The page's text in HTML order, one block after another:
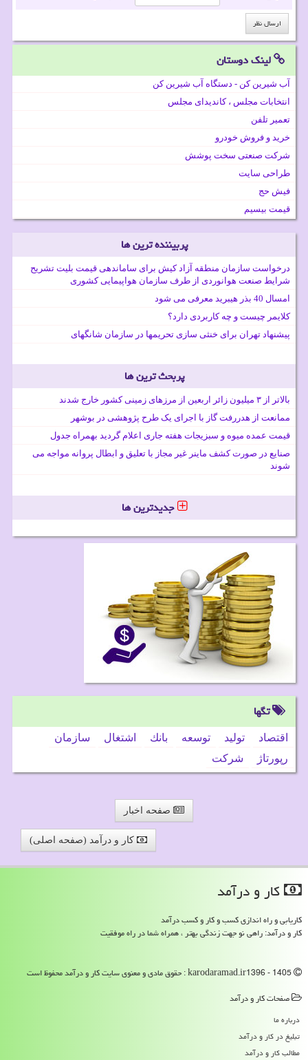
لینک دوستان
آب شیرین کن - دستگاه آب شیرین کن
انتخابات مجلس ، کاندیدای مجلس
تعمیر تلفن
خرید و فروش خودرو
شرکت صنعتی سخت پوشش
طراحی سایت
فیش حج
قیمت بیسیم
پربیننده ترین ها
درخواست سازمان منطقه آزاد کیش برای ساماندهی قیمت بلیت تشریح
شرایط صنعت هوانوردی از طرف سازمان هواپیمایی کشوری
امسال 40 بذر هیبرید معرفی می شود
کلایمر چیست و چه کاربردی دارد؟
پیشنهاد تهران برای خنثی سازی تحریمها در سازمان شانگهای
پربحث ترین ها
بالاتر از ۳ میلیون زائر اربعین از مرزهای زمینی کشور خارج شدند
ممانعت از هدررفت گاز با اجرای یک طرح پژوهشی در بوشهر
قیمت عمده میوه و سبزیجات هفته جاری اعلام گردید بهمراه جدول
صنایع در صورت کشف ماینر غیر مجاز با تعلیق و ابطال پروانه مواجه می
شوند
جدیدترین ها
تگها
اقتصاد تولید توسعه بانك اشتغال
سازمان
رپورتاژ
شركت
صفحه اخبار
کار و درآمد (صفحه اصلی)
كار و درآمد
کاریابی و راه اندازی کسب و کار و کسب درآمد
کار و درآمد: راهی نو جهت زندگی بهتر ، همراه شما در راه موفقیت
صفحات كار و درآمد
درباره ما
تبلیغ در كار و درآمد
مطالب كار و درآمد